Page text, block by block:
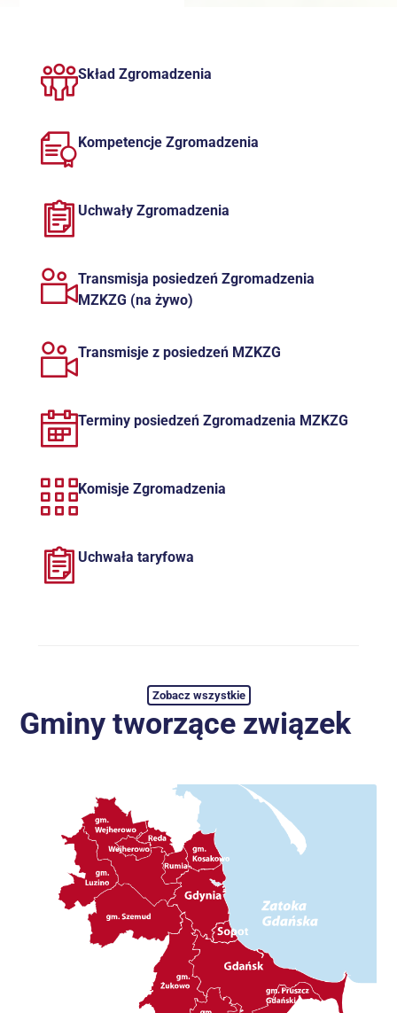
Skład Zgromadzenia
Kompetencje Zgromadzenia
Uchwały Zgromadzenia
Transmisja posiedzeń Zgromadzenia
MZKZG (na żywo)
Transmisje z posiedzeń MZKZG
Terminy posiedzeń Zgromadzenia MZKZG
Komisje Zgromadzenia
Uchwała taryfowa
zobacz wszystkie
Gminy tworzące związek